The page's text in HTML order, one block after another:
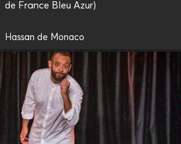
de France Bleu Azur)
Hassan de Monaco